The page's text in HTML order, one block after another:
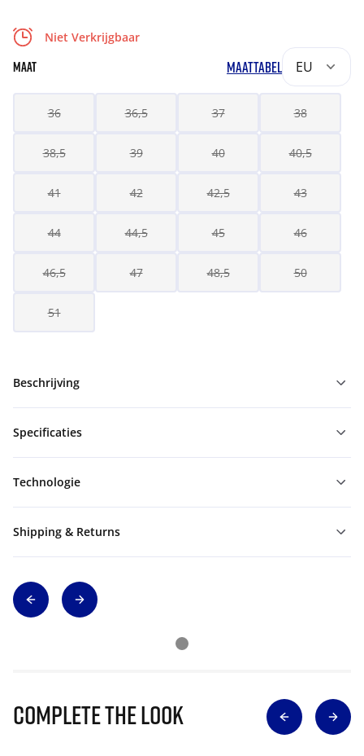
Niet Verkrijgbaar
MAAT MAATTABEL EU
36 36,5 37 38
38,5 39 40 40,5
41 42 42,5 43
44 44,5 45 46
46,5 47 48,5 50
51
Beschrijving
Specificaties
Technologie
Shipping & Returns
Complete The Look